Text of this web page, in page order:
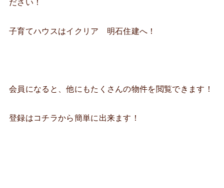
ださい！
子育てハウスはイクリア 明石住建へ！
会員になると、他にもたくさんの物件を閲覧できます！
登録はコチラから簡単に出来ます！